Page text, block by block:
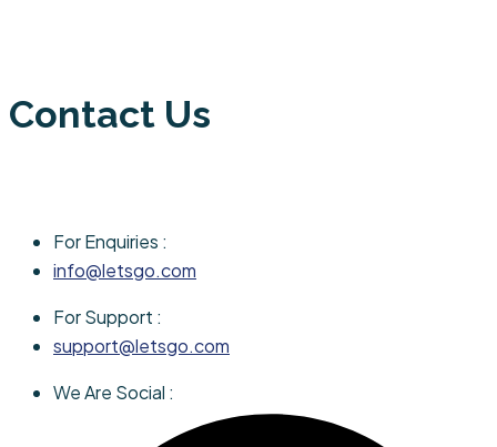
Contact Us
For Enquiries :
info@letsgo.com
For Support :
support@letsgo.com
We Are Social :